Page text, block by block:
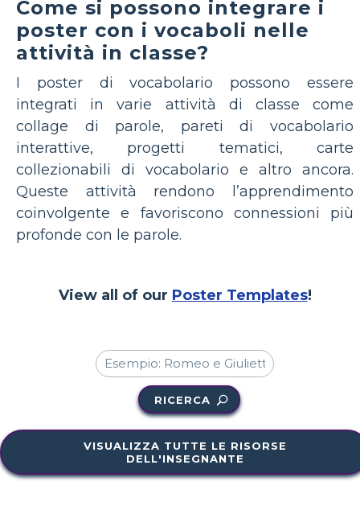
Come si possono integrare i
poster con i vocaboli nelle
attività in classe?
I poster di vocabolario possono essere
integrati in varie attività di classe come
collage di parole, pareti di vocabolario
interattive, progetti tematici, carte
collezionabili di vocabolario e altro ancora.
Queste attività rendono l’apprendimento
coinvolgente e favoriscono connessioni più
profonde con le parole.
View all of our Poster Templates!
RICERCA
VISUALIZZA TUTTE LE RISORSE
DELL'INSEGNANTE